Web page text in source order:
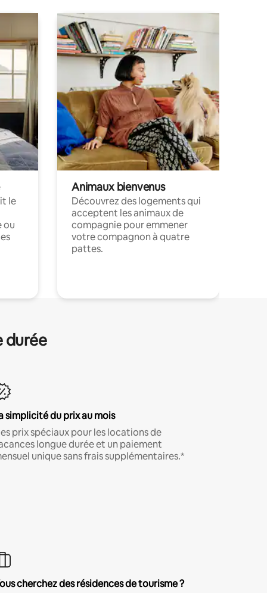
le
ou
Animaux bienvenus
Découvrez des logements qui
acceptent les animaux de
compagnie pour emmener
votre compagnon à quatre
pattes.
durée
simplicité du prix au mois
prix spéciaux pour les locations de
longue durée et un paiement
unique sans frais supplémentaires.*
cherchez des résidences de tourisme ?